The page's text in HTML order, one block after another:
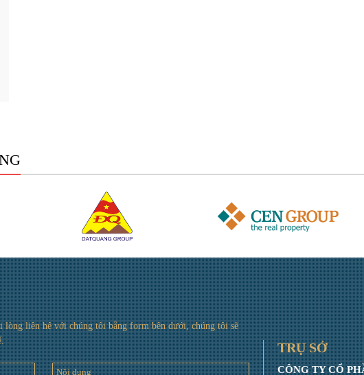
liên hệ với chúng tôi bằng form bên dưới, chúng tôi sẽ
TRỤ SỞ
CÔNG TY CỔ